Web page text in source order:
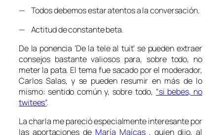
— Todos debemos estar atentos a la conversación.
— Actitud deconstante beta.
De la ponencia ‘De la tele al tuit’ se pueden extraer
consejos bastante valiosos para, sobre todo, no
meter la pata. El tema fue sacado por el moderador,
Carlos Salas, y se pueden resumir en más de lo
mismo: sentido común y, sobre todo, “si bebes, no
twitees”.
La charla me pareció especialmente interesante por
las aportaciones de María Maícas, quien dijo, al